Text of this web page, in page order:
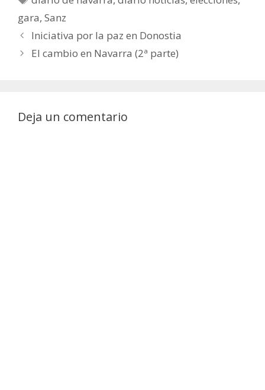
gara, Sanz
Iniciativa por la paz en Donostia
El cambio en Navarra (2ª parte)
Deja un comentario